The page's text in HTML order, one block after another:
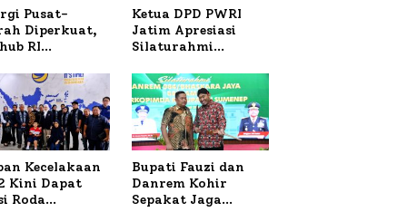
Pusat-
Diperkuat,
RI
Bahas
KM
Sentosa II
Ketua DPD PWRI
Jatim Apresiasi
Silaturahmi
dan PWRI, Sebut
Kemitraan Ideal
Polri-Pers
Kecelakaan
Kini Dapat
Roda
Bupati Fauzi dan
Danrem Kohir
Sepakat Jaga